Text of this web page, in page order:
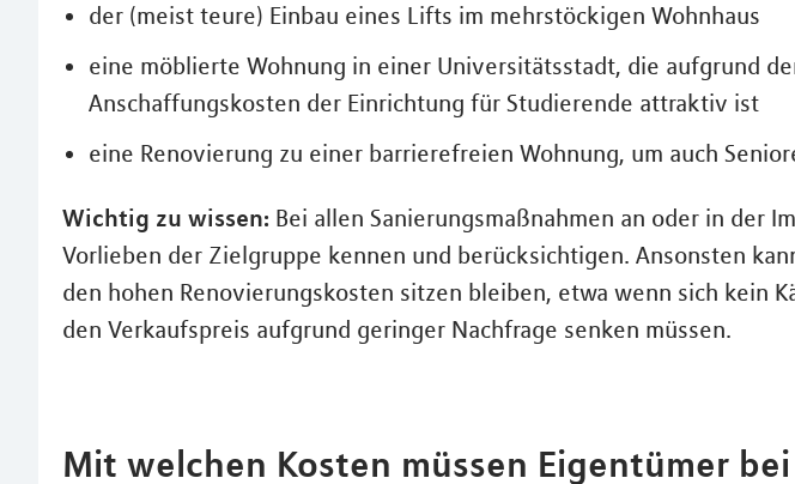
der (meist teure) Einbau eines Lifts im mehrstöckigen Wohnhaus
eine möblierte Wohnung in einer Universitätsstadt, die aufgrund
Anschaffungskosten der Einrichtung für Studierende attraktiv ist
eine Renovierung zu einer barrierefreien Wohnung, um auch
Wichtig zu wissen: Bei allen Sanierungsmaßnahmen an oder in der
Vorlieben der Zielgruppe kennen und berücksichtigen. Ansonsten
den hohen Renovierungskosten sitzen bleiben, etwa wenn sich kein
den Verkaufspreis aufgrund geringer Nachfrage senken müssen.
Mit welchen Kosten müssen Eigentümer